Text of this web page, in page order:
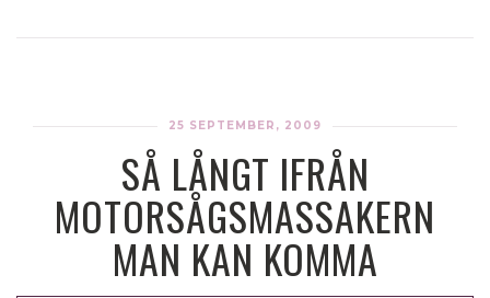
25 SEPTEMBER, 2009
SÅ LÅNGT IFRÅN
MOTORSÅGSMASSAKERN
MAN KAN KOMMA